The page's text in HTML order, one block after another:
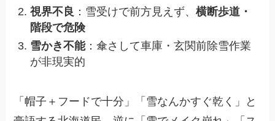
視界不良 ：雪受けで前方見えず、横断歩道・
階段で危険
雪かき不能：傘さして車庫・玄関前除雪作業
が非現実的
「帽子＋フードで十分」「雪なんかすぐ乾く」と